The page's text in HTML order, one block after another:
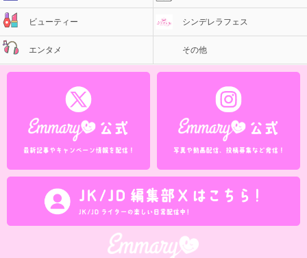
ビューティー シンデレラフェス
エンタメ その他